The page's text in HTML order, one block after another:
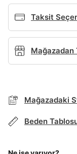
Taksit
Banka
Mağazadan
Mağazadaki
BedenSiparişinizin
E-posta Adresi *
Telefon